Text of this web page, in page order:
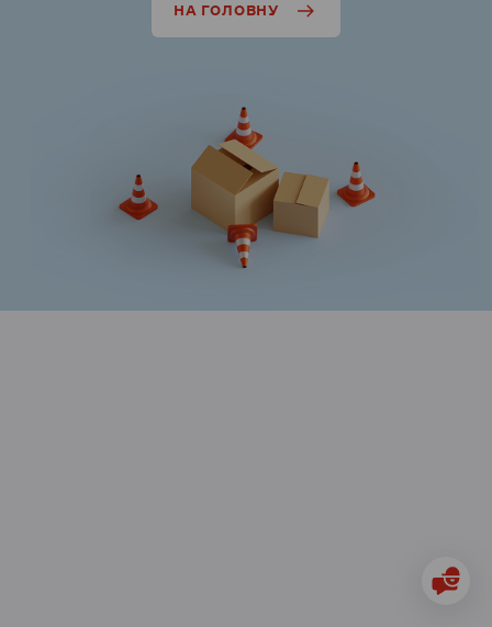
НА ГОЛОВНУ